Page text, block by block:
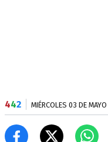
442 MIÉRCOLES 03 DE